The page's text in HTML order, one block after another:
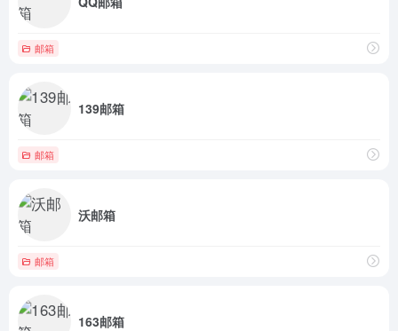
邮箱
139邮箱
邮箱
沃邮箱
邮箱
163邮箱